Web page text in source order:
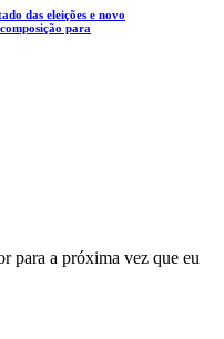
das eleições e novo
para
para a próxima vez que eu